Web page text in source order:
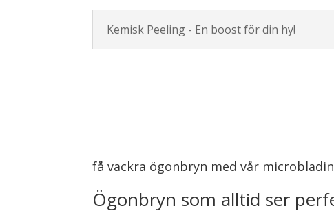
Kemisk Peeling - En boost för din hy!
få vackra ögonbryn med vår
Ögonbryn som alltid ser